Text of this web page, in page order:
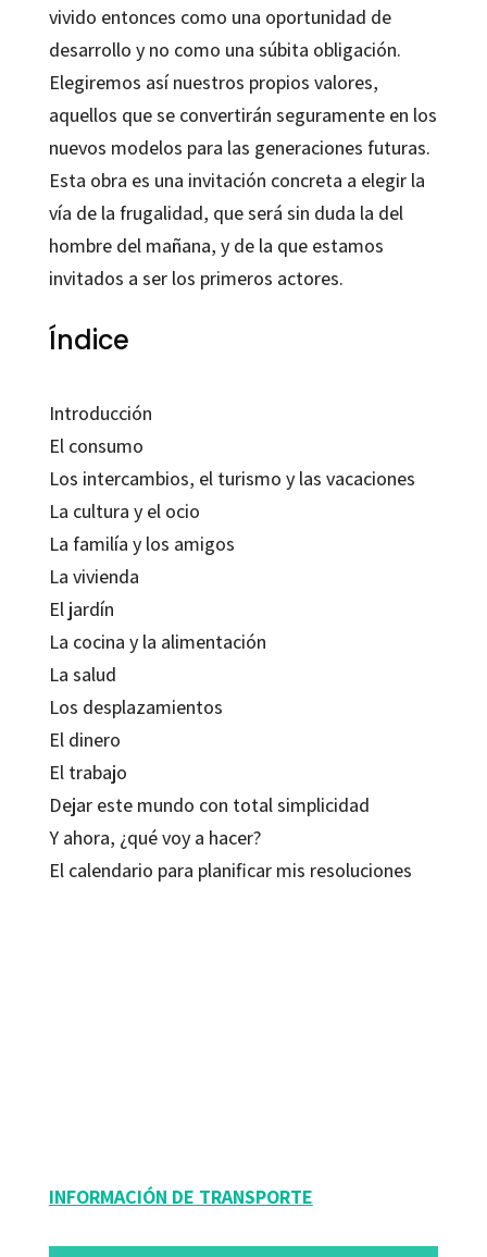
vivido entonces como una oportunidad de
desarrollo y no como una súbita obligación.
Elegiremos así nuestros propios valores,
aquellos que se convertirán seguramente en los
nuevos modelos para las generaciones futuras.
Esta obra es una invitación concreta a elegir la
vía de la frugalidad, que será sin duda la del
hombre del mañana, y de la que estamos
invitados a ser los primeros actores.
Índice
Introducción
El consumo
Los intercambios, el turismo y las vacaciones
La cultura y el ocio
La familía y los amigos
La vivienda
El jardín
La cocina y la alimentación
La salud
Los desplazamientos
El dinero
El trabajo
Dejar este mundo con total simplicidad
Y ahora, ¿qué voy a hacer?
El calendario para planificar mis resoluciones
INFORMACIÓN DE TRANSPORTE